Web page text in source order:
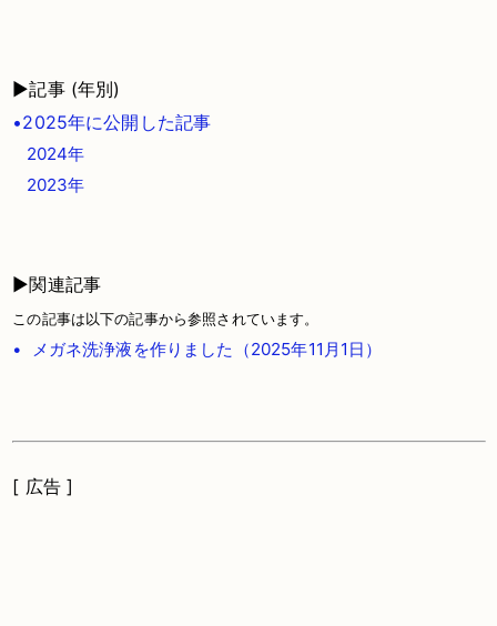
▶記事 (年別)
•2025年に公開した記事
2024年
2023年
▶関連記事
この記事は以下の記事から参照されています。
• メガネ洗浄液を作りました（2025年11月1日）
[ 広告 ]